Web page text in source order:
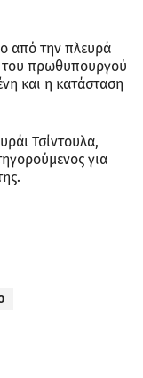
από την πλευρά
του πρωθυπουργού
και η κατάσταση
Τσίντουλα,
για